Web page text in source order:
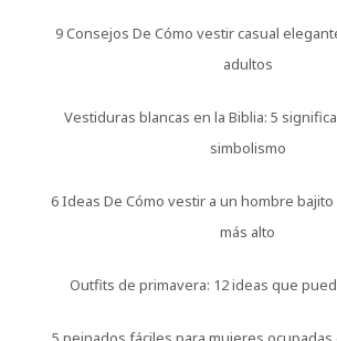
9 Consejos De Cómo vestir casual
adultos
Vestiduras blancas en la Biblia: 5
simbolismo
6 Ideas De Cómo vestir a un hombre
más alto
Outfits de primavera: 12 ideas que